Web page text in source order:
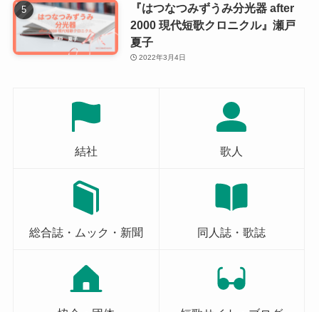
『はつなつみずうみ分光器 after
2000 現代短歌クロニクル』瀬戸
夏子
2022年3月4日
結社 歌人
総合誌・ムック・新聞 同人誌・歌誌